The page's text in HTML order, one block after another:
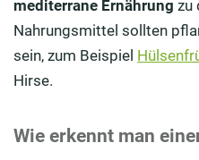
mediterrane Ernährung zu
Nahrungsmittel sollten
sein, zum Beispiel
Hirse.
Wie erkennt man